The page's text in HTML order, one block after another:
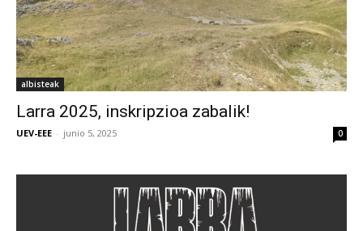
albisteak
Larra 2025, inskripzioa zabalik!
UEV-EEE - junio 5, 2025 0